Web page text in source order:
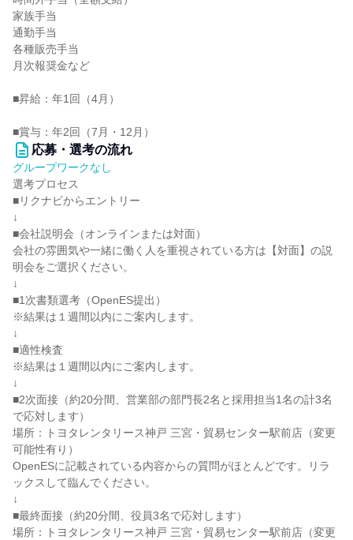
家族手当
通勤手当
各種販売手当
月次報奨金など
■昇給：年1回（4月）
■賞与：年2回（7月・12月）
応募・選考の流れ
グループワークなし
選考プロセス
■リクナビからエントリー
↓
■会社説明会（オンラインまたは対面）
会社の雰囲気や一緒に働く人を重視されている方は【対面】の説
明会をご選択ください。
↓
■1次書類選考（OpenES提出）
※結果は１週間以内にご案内します。
↓
■適性検査
※結果は１週間以内にご案内します。
↓
■2次面接（約20分間、営業部の部門長2名と採用担当1名の計3名
で応対します）
場所：トヨタレンタリース神戸 三宮・貿易センター駅前店（変更
可能性有り）
OpenESに記載されている内容からの質問がほとんどです。リラ
ックスして臨んでください。
↓
■最終面接（約20分間、役員3名で応対します）
場所：トヨタレンタリース神戸 三宮・貿易センター駅前店（変更